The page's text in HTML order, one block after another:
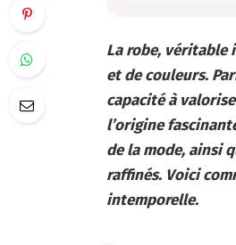
La robe, véritable
et de couleurs.
capacité à
l’origine
de la mode, ainsi
raffinés. Voici
intemporelle.